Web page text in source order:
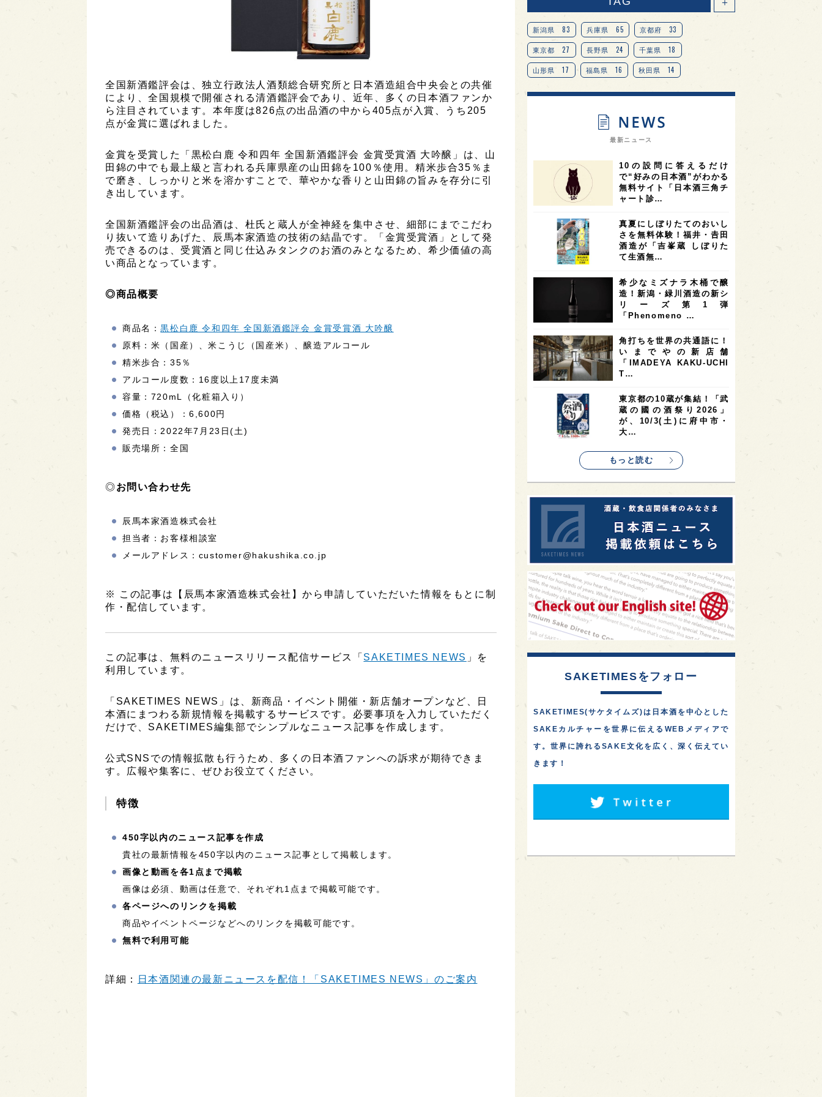
全国新酒鑑評会は、独立行政法人酒類総合研究所と日本酒造組合中央会との共催
により、全国規模で開催される清酒鑑評会であり、近年、多くの日本酒ファンか
ら注目されています。本年度は826点の出品酒の中から405点が入賞、うち205
点が金賞に選ばれました。
金賞を受賞した「黒松白鹿 令和四年 全国新酒鑑評会 金賞受賞酒 大吟醸」は、山
田錦の中でも最上級と言われる兵庫県産の山田錦を100％使用。精米歩合35％ま
で磨き、しっかりと米を溶かすことで、華やかな香りと山田錦の旨みを存分に引
き出しています。
全国新酒鑑評会の出品酒は、杜氏と蔵人が全神経を集中させ、細部にまでこだわ
り抜いて造りあげた、辰馬本家酒造の技術の結晶です。「金賞受賞酒」として発
売できるのは、受賞酒と同じ仕込みタンクのお酒のみとなるため、希少価値の高
い商品となっています。
◎商品概要
商品名：黒松白鹿 令和四年 全国新酒鑑評会 金賞受賞酒 大吟醸
原料：米（国産）、米こうじ（国産米）、醸造アルコール
精米歩合：35％
アルコール度数：16度以上17度未満
容量：720mL（化粧箱入り）
価格（税込）：6,600円
発売日：2022年7月23日(土)
販売場所：全国
◎お問い合わせ先
辰馬本家酒造株式会社
担当者：お客様相談室
メールアドレス：customer@hakushika.co.jp
※ この記事は【辰馬本家酒造株式会社】から申請していただいた情報をもとに制
作・配信しています。
この記事は、無料のニュースリリース配信サービス「 SAKETIMES NEWS 」を
利用しています。
「SAKETIMES NEWS」は、新商品・イベント開催・新店舗オープンなど、日
本酒にまつわる新規情報を掲載するサービスです。必要事項を入力していただく
だけで、SAKETIMES編集部でシンプルなニュース記事を作成します。
公式SNSでの情報拡散も行うため、多くの日本酒ファンへの訴求が期待できま
す。広報や集客に、ぜひお役立てください。
特徴
450字以内のニュース記事を作成
貴社の最新情報を450字以内のニュース記事として掲載します。
画像と動画を各1点まで掲載
画像は必須、動画は任意で、それぞれ1点まで掲載可能です。
各ページへのリンクを掲載
商品やイベントページなどへのリンクを掲載可能です。
無料で利用可能
詳細： 日本酒関連の最新ニュースを配信！「SAKETIMES NEWS」のご案内
＋
新潟県 83 兵庫県 65 京都府 33
東京都 27 長野県 24 千葉県 18
山形県 17 福島県 16 秋田県 14
愛知県 14 宮城県 14 岐阜県 13
オピニオンリーダーの視点 9
奈良県 滋賀県 7 和歌山県 6
富山県 6 フランス 6 高知県 5 島根県 5
4 アメリカ 4 神奈川県 4
4 三重県 大阪府 3
オーストラリア 台湾 2 アジア 2
SAKEの時代を生きる 静岡県 1 長崎県
全蔵めぐり 1 シンガポール 1 カナダ 1
群馬県 1 熊本県 徳島県
イギリス 1 ノルウェー 1 新宿区 1
歌舞伎町 1 1 鳥取県 1
saketimes_image_4
最新ニュース
10の設問に答えるだけ
で“好みの日本酒”がわかる
無料サイト「日本酒三角チ
ャート診…
真夏にしぼりたてのおいし
さを無料体験！福井・𠮷田
酒造が「吉峯蔵 しぼりた
て生酒無…
希少なミズナラ木桶で醸
造！新潟・緑川酒造の新シ
リーズ第1弾
「Phenomeno …
角打ちを世界の共通語に！
いまでやの新店舗
「IMADEYA KAKU-UCHI
T…
東京都の10蔵が集結！「武
蔵の國の酒祭り2026」
が、10/3(土)に府中市・
大…
もっと読む
SAKETIMESをフォロー
SAKETIMES(サケタイムズ)は日本酒を中心とした
SAKEカルチャーを世界に伝えるWEBメディアで
す。世界に誇れるSAKE文化を広く、深く伝えてい
きます！